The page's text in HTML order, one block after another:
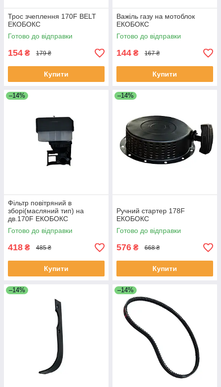
Трос зчеплення 170F BELT
ЕКОБОКС
Готово до відправки
154 ₴ 179 ₴
Купити
Важіль газу на мотоблок
ЕКОБОКС
Готово до відправки
144 ₴ 167 ₴
Купити
–14%
Фільтр повітряний в
зборі(масляний тип) на
дв.170F ЕКОБОКС
Готово до відправки
418 ₴ 485 ₴
Купити
–14%
Ручний стартер 178F
ЕКОБОКС
Готово до відправки
576 ₴ 668 ₴
Купити
–14% –14%